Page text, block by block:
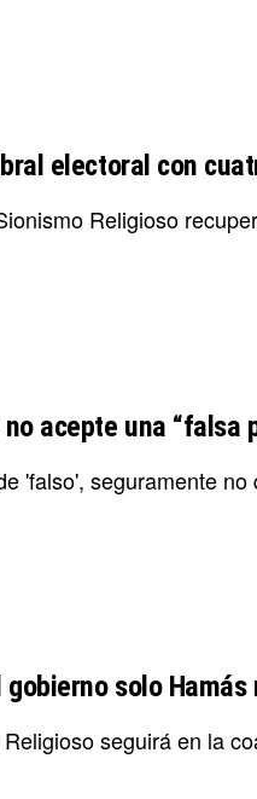
electoral con
Religioso
acepte una “falsa
'falso', seguramente
solo Hamás
seguirá en la